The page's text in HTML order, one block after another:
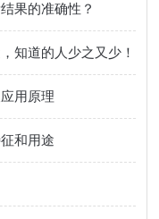
果的准确性？
知道的人少之又少！
用原理
和用途